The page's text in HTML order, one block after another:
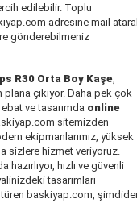
edilebilir. Toplu
adresine mail
gönderebilmeniz
R30 Orta Boy Kaşe
plana çıkıyor. Daha pek çok
ve tasarımda online
sitemizden
ekipmanlarımız, yüksek
sizlere hizmet veriyoruz.
hızlı ve güvenli
tasarımları
baskiyap.com,